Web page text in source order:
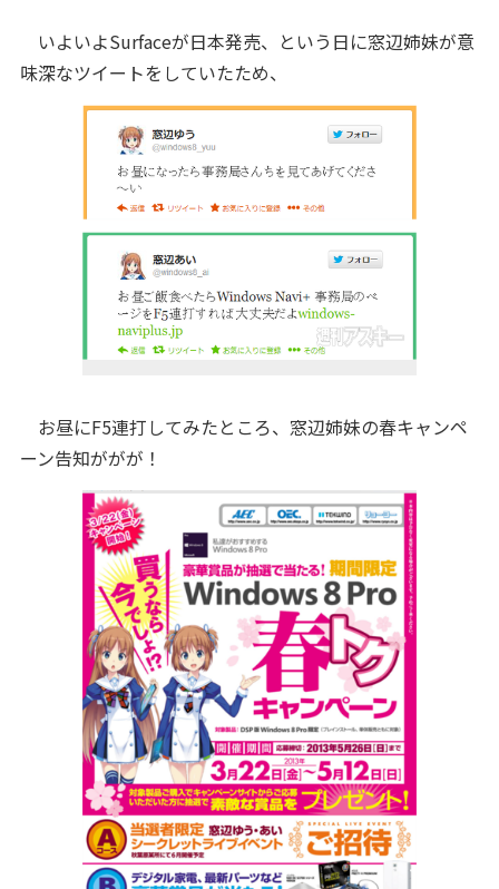
いよいよSurfaceが日本発売、という日に窓辺姉妹が意
味深なツイートをしていたため、
お昼にF5連打してみたところ、窓辺姉妹の春キャンペ
ーン告知ががが！